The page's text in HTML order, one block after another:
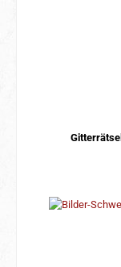
Gitterrätsel